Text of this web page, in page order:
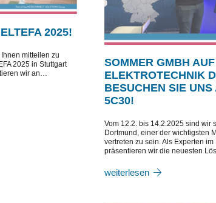
2025!
mitteilen zu
2025 in Stuttgart
wir an…
SOMMER GMBH
ELEKTROTECHNIK
BESUCHEN SIE
5C30!
Vom 12.2. bis 14.2.2025 sind wir
Dortmund, einer der wichtigsten
vertreten zu sein. Als Experten
präsentieren wir die neuesten
weiterlesen